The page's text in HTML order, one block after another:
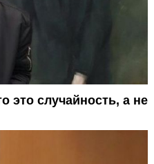
это случайность, а не